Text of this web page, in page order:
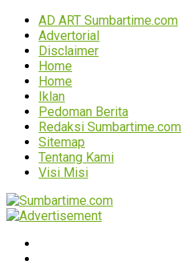
AD ART Sumbartime.com
Advertorial
Disclaimer
Home
Home
Iklan
Pedoman Berita
Redaksi Sumbartime.com
Sitemap
Tentang Kami
Visi Misi